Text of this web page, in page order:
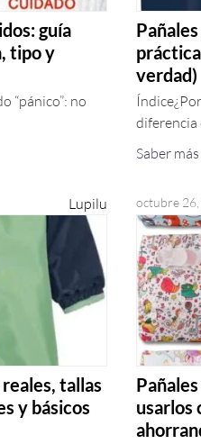
guía
tipo y
“pánico”: no
verdad)
diferencia
Saber más
Lupilu
tallas
y básicos
octubre
usarlos